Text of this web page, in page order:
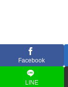
Facebook
LINE